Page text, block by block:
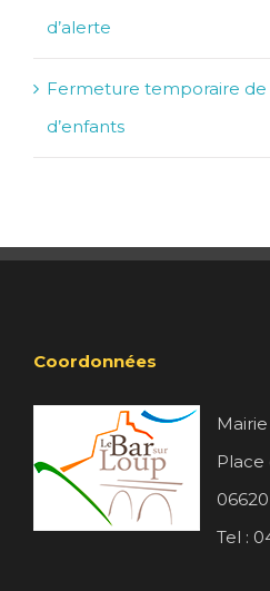
d’alerte
Fermeture temporaire de
d’enfants
Coordonnées
Tel :